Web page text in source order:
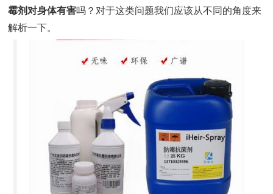
霉剂对身体有害吗？对于这类问题我们应该从不同的角度来
解析一下。